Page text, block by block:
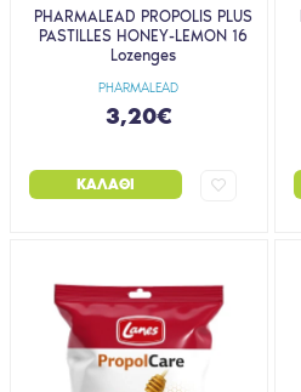
PHARMALEAD
PHARMALEAD PROPOLIS PLUS
PASTILLES HONEY-LEMON 16
Lozenges
3,20€
ΚΑΛΆΘΙ